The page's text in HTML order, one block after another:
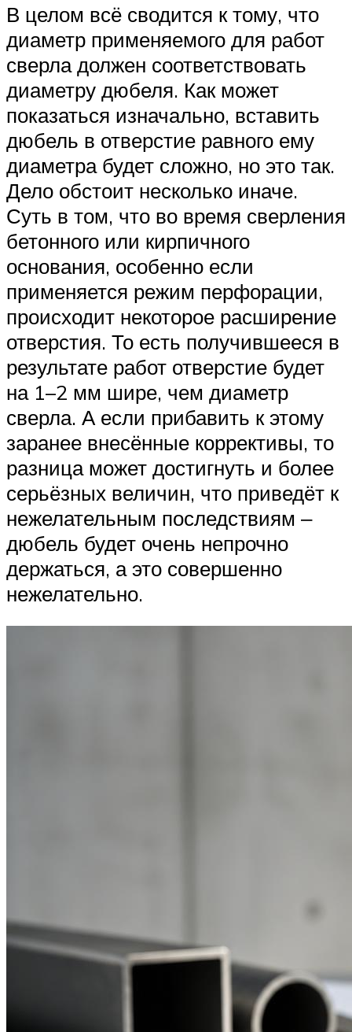
В целом всё сводится к тому, что
диаметр применяемого для работ
сверла должен соответствовать
диаметру дюбеля. Как может
показаться изначально, вставить
дюбель в отверстие равного ему
диаметра будет сложно, но это так.
Дело обстоит несколько иначе.
Суть в том, что во время сверления
бетонного или кирпичного
основания, особенно если
применяется режим перфорации,
происходит некоторое расширение
отверстия. То есть получившееся в
результате работ отверстие будет
на 1–2 мм шире, чем диаметр
сверла. А если прибавить к этому
заранее внесённые коррективы, то
разница может достигнуть и более
серьёзных величин, что приведёт к
нежелательным последствиям ‒
дюбель будет очень непрочно
держаться, а это совершенно
нежелательно.